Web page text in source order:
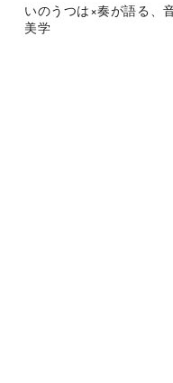
いのうつは×奏が語る、
美学